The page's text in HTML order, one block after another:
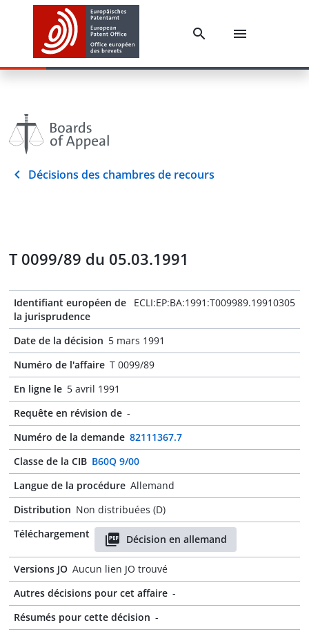
Décisions des chambres de recours
T 0099/89 du 05.03.1991
Identifiant européen de
la jurisprudence
ECLI:EP:BA:1991:T009989.19910305
Date de la décision 5 mars 1991
Numéro de l'affaire T 0099/89
En ligne le 5 avril 1991
Requête en révision de -
Numéro de la demande 82111367.7
Classe de la CIB B60Q 9/00
Langue de la procédure Allemand
Distribution Non distribuées (D)
Téléchargement
Décision en allemand
Versions JO Aucun lien JO trouvé
Autres décisions pour cet affaire -
Résumés pour cette décision -